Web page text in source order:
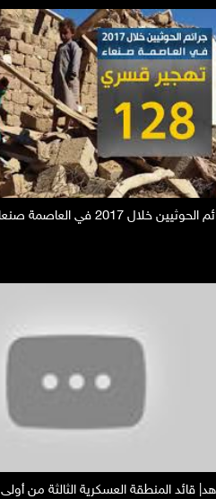
خلال 2017 في العاصمة صنعاء
قائد المنطقة العسكرية الثالثة من أولى